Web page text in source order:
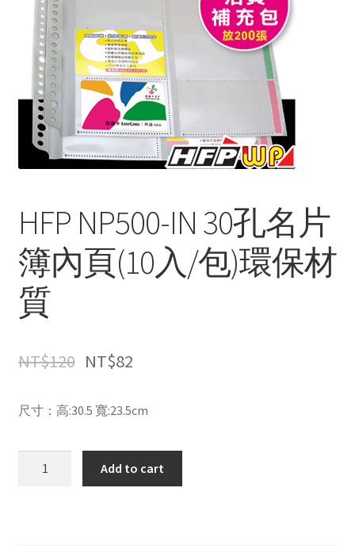
防詐騙聲明
HFP NP500-IN 30孔名片
簿內頁(10入/包)環保材
質
NT$120 NT$82
尺寸：高:30.5 寬:23.5cm
Add to cart